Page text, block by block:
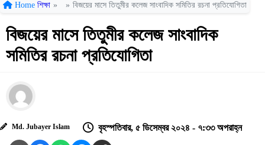
Home শিক্ষা » » বিজয়ের মাসে তিতুমীর কলেজ সাংবাদিক সমিতির রচনা প্রতিযোগিতা
বিজয়ের মাসে তিতুমীর কলেজ সাংবাদিক
সমিতির রচনা প্রতিযোগিতা
Md. Jubayer Islam বৃহস্পতিবার, ৫ ডিসেম্বর ২০২৪ - ৭:৩৩ অপরাহ্ন